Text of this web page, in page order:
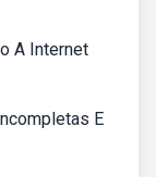
A Internet
E